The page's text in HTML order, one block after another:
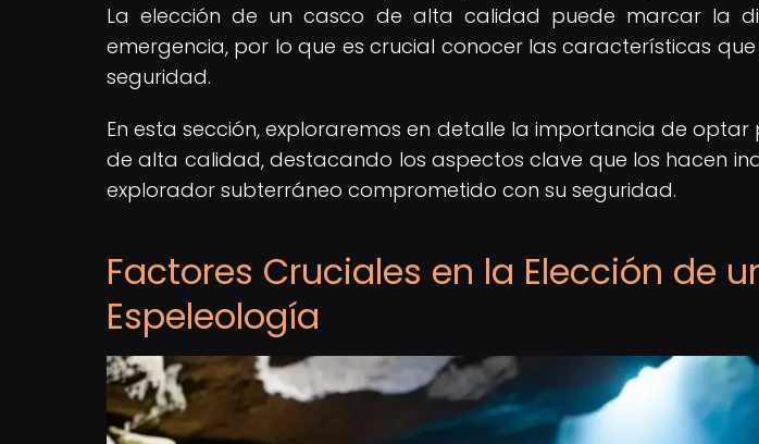
La elección de un casco de alta calidad puede marcar la
emergencia, por lo que es crucial conocer las características
seguridad.
En esta sección, exploraremos en detalle la importancia de
de alta calidad, destacando los aspectos clave que los hacen
explorador subterráneo comprometido con su seguridad.
Factores Cruciales en la Elección de
Espeleología